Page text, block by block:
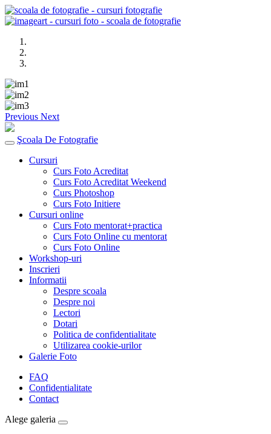
Previous Next
Şcoala De Fotografie
Cursuri
Curs Foto Acreditat
Curs Foto Acreditat Weekend
Curs Photoshop
Curs Foto Initiere
Cursuri online
Curs Foto mentorat+practica
Curs Foto Online cu mentorat
Curs Foto Online
Workshop-uri
Inscrieri
Informatii
Despre scoala
Despre noi
Lectori
Dotari
Politica de confidentialitate
Utilizarea cookie-urilor
Galerie Foto
FAQ
Confidentialitate
Contact
Alege galeria